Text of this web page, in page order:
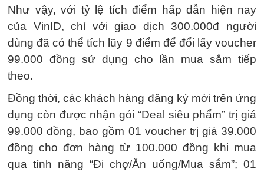
Như vậy, với tỷ lệ tích điểm hấp dẫn hiện nay
của VinID, chỉ với giao dịch 300.000đ người
dùng đã có thể tích lũy 9 điểm để đổi lấy voucher
99.000 đồng sử dụng cho lần mua sắm tiếp
theo.
Đồng thời, các khách hàng đăng ký mới trên ứng
dụng còn được nhận gói “Deal siêu phẩm” trị giá
99.000 đồng, bao gồm 01 voucher trị giá 39.000
đồng cho đơn hàng từ 100.000 đồng khi mua
qua tính năng “Đi chợ/Ăn uống/Mua sắm”; 01